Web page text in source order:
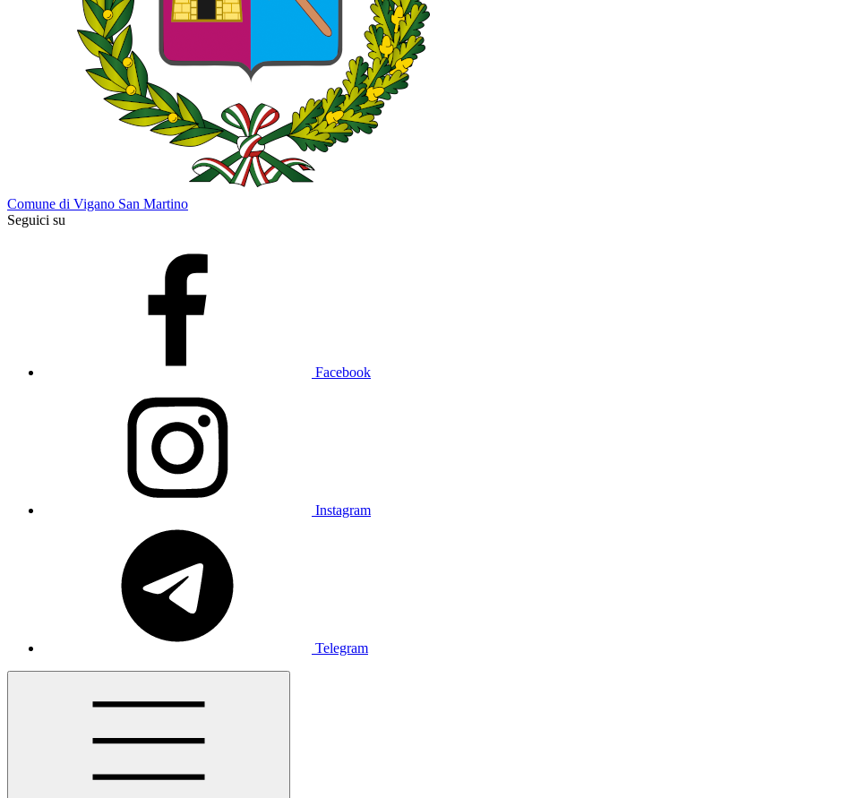
Comune di Vigano San Martino
Seguici su
Facebook
Instagram
Telegram